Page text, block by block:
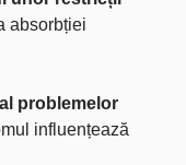
absorbției
problemelor
influențează